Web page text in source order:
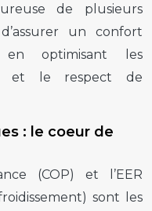
de plusieurs
un confort
optimisant les
et le respect de
: le coeur de
(COP) et l’EER
sont les